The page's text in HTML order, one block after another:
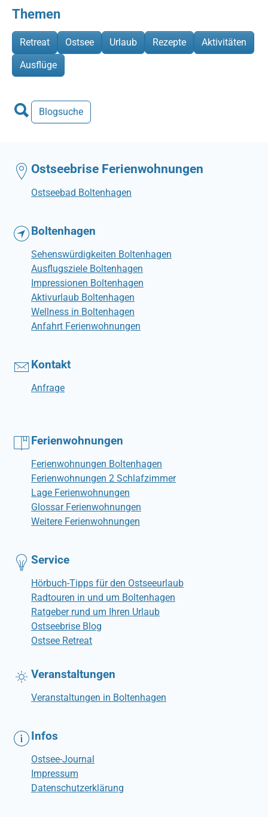
Themen
Retreat Ostsee Urlaub Rezepte
Aktivitäten
Ausflüge
Blogsuche
Ostseebrise Ferienwohnungen
Ostseebad Boltenhagen
Boltenhagen
Sehenswürdigkeiten Boltenhagen
Ausflugsziele Boltenhagen
Impressionen Boltenhagen
Aktivurlaub Boltenhagen
Wellness in Boltenhagen
Anfahrt Ferienwohnungen
Kontakt
Anfrage
Ferienwohnungen
Ferienwohnungen Boltenhagen
Ferienwohnungen 2 Schlafzimmer
Lage Ferienwohnungen
Glossar Ferienwohnungen
Weitere Ferienwohnungen
Service
Hörbuch-Tipps für den Ostseeurlaub
Radtouren in und um Boltenhagen
Ratgeber rund um Ihren Urlaub
Ostseebrise Blog
Ostsee Retreat
Veranstaltungen
Veranstaltungen in Boltenhagen
Infos
Ostsee-Journal
Impressum
Datenschutzerklärung